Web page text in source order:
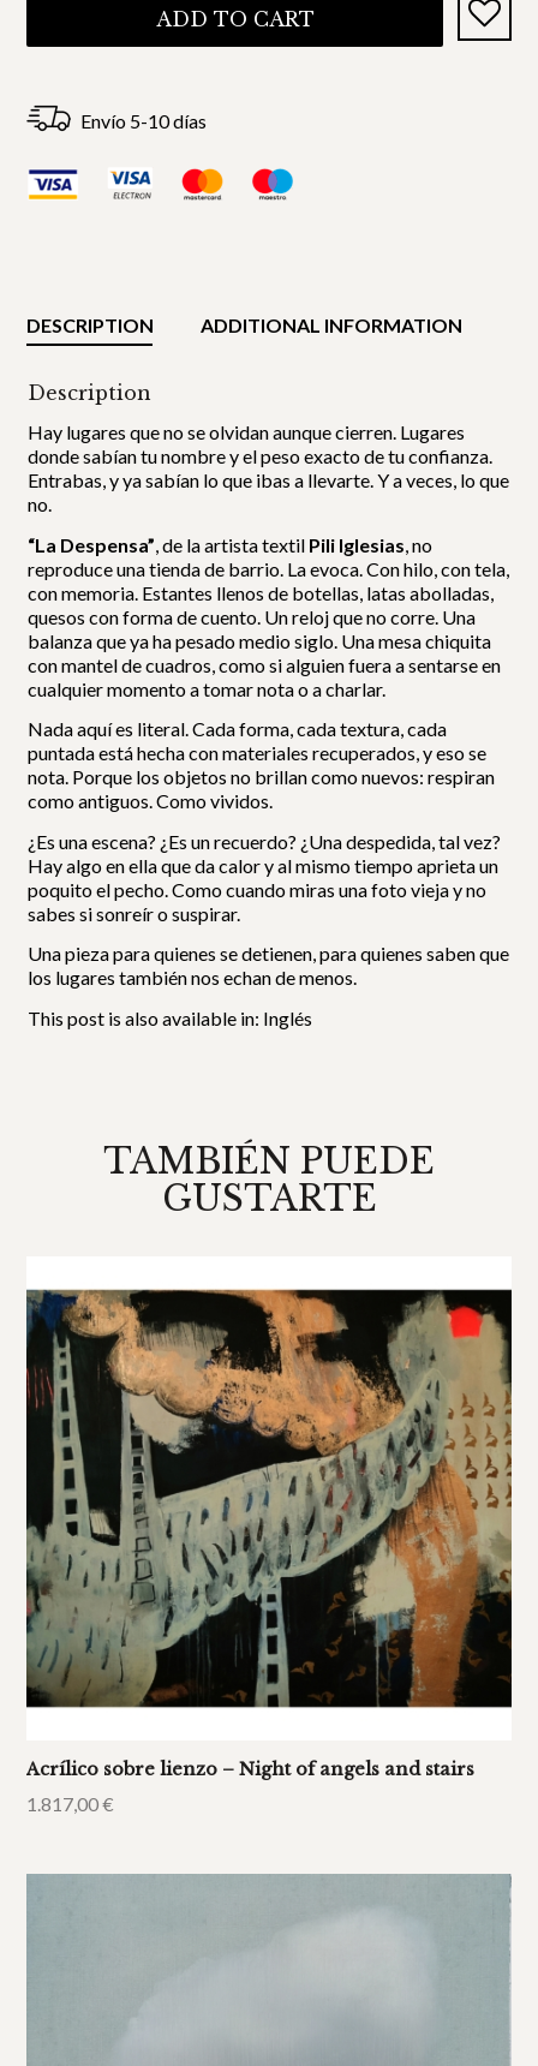
ADD TO CART
Envío 5-10 días
DESCRIPTION ADDITIONAL INFORMATION
Description
Hay lugares que no se olvidan aunque cierren. Lugares
donde sabían tu nombre y el peso exacto de tu confianza.
Entrabas, y ya sabían lo que ibas a llevarte. Y a veces, lo que
no.
“La Despensa” , de la artista textil Pili Iglesias , no
reproduce una tienda de barrio. La evoca. Con hilo, con tela,
con memoria. Estantes llenos de botellas, latas abolladas,
quesos con forma de cuento. Un reloj que no corre. Una
balanza que ya ha pesado medio siglo. Una mesa chiquita
con mantel de cuadros, como si alguien fuera a sentarse en
cualquier momento a tomar nota o a charlar.
Nada aquí es literal. Cada forma, cada textura, cada
puntada está hecha con materiales recuperados, y eso se
nota. Porque los objetos no brillan como nuevos: respiran
como antiguos. Como vividos.
¿Es una escena? ¿Es un recuerdo? ¿Una despedida, tal vez?
Hay algo en ella que da calor y al mismo tiempo aprieta un
poquito el pecho. Como cuando miras una foto vieja y no
sabes si sonreír o suspirar.
Una pieza para quienes se detienen, para quienes saben que
los lugares también nos echan de menos.
This post is also available in: Inglés
TAMBIÉN PUEDE
GUSTARTE
Acrílico sobre lienzo – Night of angels and stairs
1.817,00€